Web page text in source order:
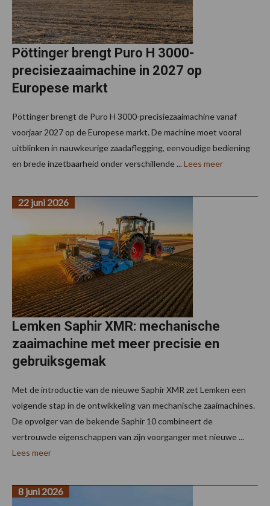
Pöttinger brengt Puro H 3000-
precisiezaaimachine in 2027 op
Europese markt
Pöttinger brengt de Puro H 3000-precisiezaaimachine vanaf
voorjaar 2027 op de Europese markt. De machine moet vooral
uitblinken in nauwkeurige zaadaflegging, eenvoudige bediening
en brede inzetbaarheid onder verschillende ... Lees meer
Lemken Saphir XMR: mechanische
zaaimachine met meer precisie en
gebruiksgemak
22 juni 2026
Met de introductie van de nieuwe Saphir XMR zet Lemken een
volgende stap in de ontwikkeling van mechanische zaaimachines.
De opvolger van de bekende Saphir 10 combineert de
vertrouwde eigenschappen van zijn voorganger met nieuwe ...
Lees meer
8 juni 2026